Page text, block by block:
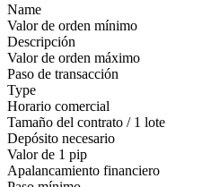
Name
Valor de orden mínimo
Descripción
Valor de orden máximo
Paso de transacción
Type
Horario comercial
Tamaño del contrato / 1 lote
Depósito necesario
Valor de 1 pip
Apalancamiento financiero